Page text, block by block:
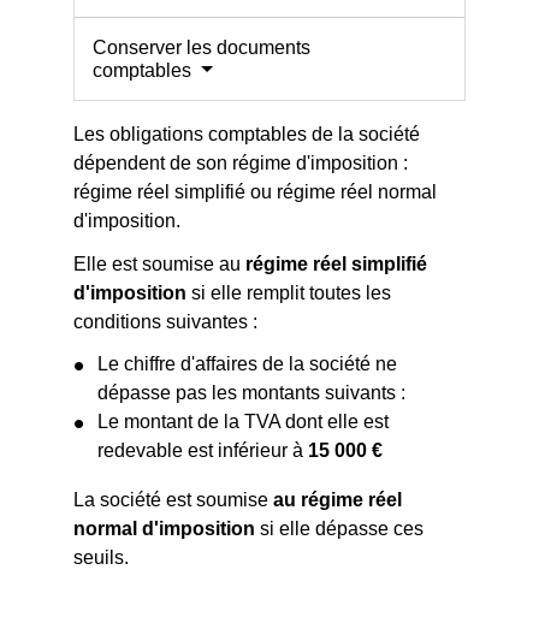
Conserver les documents
comptables
Les obligations comptables de la société
dépendent de son régime d'imposition :
régime réel simplifié ou régime réel normal
d'imposition.
Elle est soumise au régime réel simplifié
d'imposition si elle remplit toutes les
conditions suivantes :
Le chiffre d'affaires de la société ne
dépasse pas les montants suivants :
Le montant de la TVA dont elle est
redevable est inférieur à 15 000 €
La société est soumiseau régime réel
normal d'imposition si elle dépasse ces
seuils.